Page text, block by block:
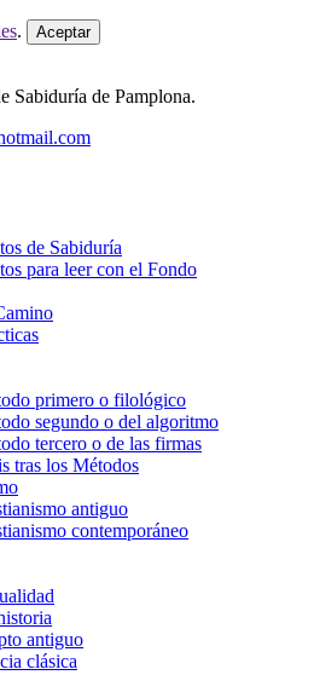
. Aceptar
Sabiduría de Pamplona.
de Sabiduría
para leer con el Fondo
primero o filológico
segundo o del algoritmo
tercero o de las firmas
tras los Métodos
antiguo
contemporáneo
antiguo
clásica